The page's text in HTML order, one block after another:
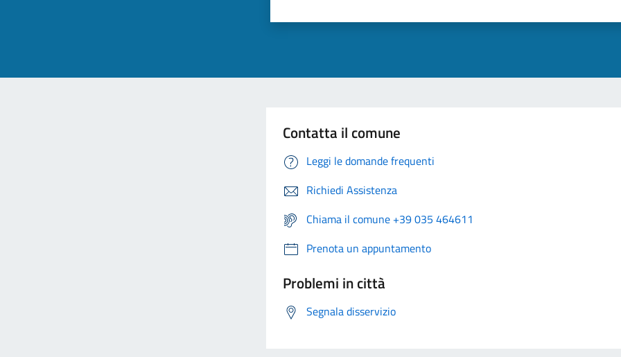
Contatta il comune
Leggi le domande frequenti
Richiedi Assistenza
Chiama il comune +39 035 464611
Prenota un appuntamento
Problemi in città
Segnala disservizio